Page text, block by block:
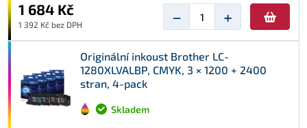
1 684 Kč
1 392 Kč bez DPH − +
Originální inkoust Brother LC-
1280XLVALBP, CMYK, 3 × 1200 + 2400
stran, 4-pack
Skladem